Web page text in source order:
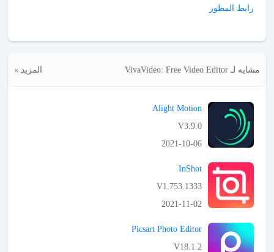
رابط المطور
مشابه لـ VivaVideo: Free Video Editor المزيد »
Alight Motion
V3.9.0
2021-10-06
InShot
V1.753.1333
2021-11-02
Picsart Photo Editor
V18.1.2